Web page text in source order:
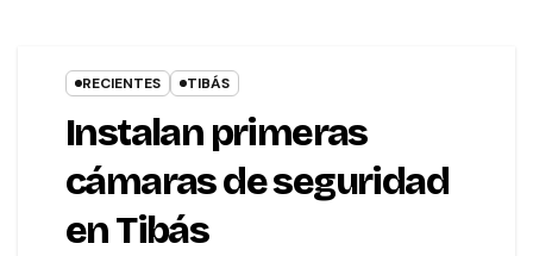
RECIENTES TIBÁS
Instalan primeras
cámaras de seguridad
en Tibás